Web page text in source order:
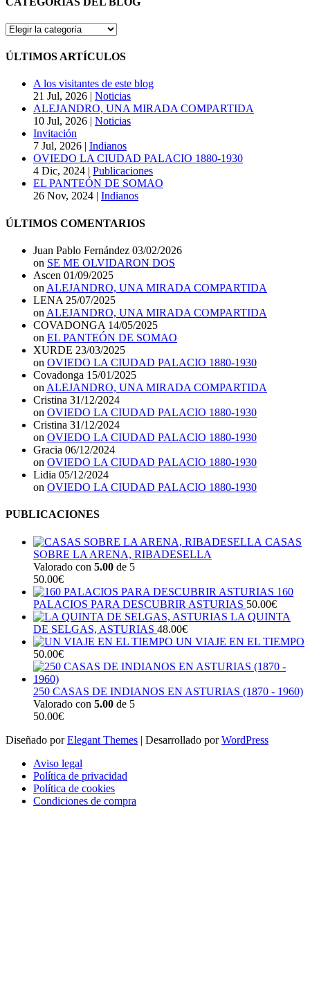
CATEGORÍAS
BLOG
ÚLTIMOS ARTÍCULOS
A los visitantes de este blog
21 Jul, 2026
Noticias
ALEJANDRO, UNA MIRADA COMPARTIDA
10 Jul, 2026
Noticias
Invitación
7 Jul, 2026
Indianos
OVIEDO LA CIUDAD PALACIO 1880-1930
4 Dic, 2024
Publicaciones
EL PANTEÓN DE SOMAO
26 Nov, 2024
Indianos
ÚLTIMOS COMENTARIOS
Juan Pablo Fernández 03/02/2026
on SE ME OLVIDARON DOS
Ascen 01/09/2025
on ALEJANDRO, UNA MIRADA COMPARTIDA
LENA 25/07/2025
on ALEJANDRO, UNA MIRADA COMPARTIDA
COVADONGA 14/05/2025
on EL PANTEÓN DE SOMAO
XURDE 23/03/2025
on OVIEDO LA CIUDAD PALACIO 1880-1930
Covadonga 15/01/2025
on ALEJANDRO, UNA MIRADA COMPARTIDA
Cristina 31/12/2024
on OVIEDO LA CIUDAD PALACIO 1880-1930
Cristina 31/12/2024
on OVIEDO LA CIUDAD PALACIO 1880-1930
Gracia 06/12/2024
on OVIEDO LA CIUDAD PALACIO 1880-1930
Lidia 05/12/2024
on OVIEDO LA CIUDAD PALACIO 1880-1930
PUBLICACIONES
CASAS
SOBRE LA ARENA, RIBADESELLA
Valorado con 5.00 de 5
50.00€
160
PALACIOS PARA DESCUBRIR ASTURIAS 50.00€
LA QUINTA
DE SELGAS, ASTURIAS 48.00€
UN VIAJE EN EL TIEMPO
50.00€
250 CASAS DE INDIANOS EN ASTURIAS (1870 - 1960)
Valorado con 5.00 de 5
50.00€
Diseñado porElegant Themes | Desarrollado porWordPress
Aviso legal
Política de privacidad
Política de cookies
Condiciones de compra